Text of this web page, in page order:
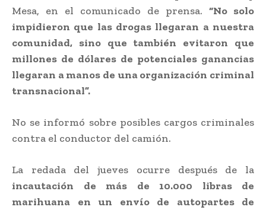
Mesa, en el comunicado de prensa. “No solo
impidieron que las drogas llegaran a nuestra
comunidad, sino que también evitaron que
millones de dólares de potenciales ganancias
llegaran a manos de una organización criminal
transnacional”.
No se informó sobre posibles cargos criminales
contra el conductor del camión.
La redada del jueves ocurre después de la
incautación de más de 10.000 libras de
marihuana en un envío de autopartes de